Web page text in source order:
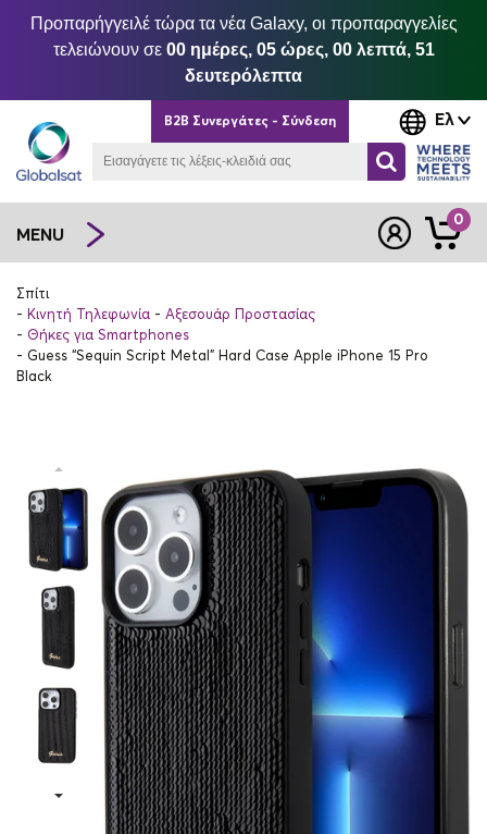
Προπαρήγγειλέ τώρα τα νέα Galaxy, οι προπαραγγελίες
τελειώνουν σε 00 ημέρες, 05 ώρες, 00 λεπτά, 51
δευτερόλεπτα
Ελ
B2B Συνεργάτες - Σύνδεση
MENU
0
Σπίτι
Κινητή Τηλεφωνία
Αξεσουάρ Προστασίας
Θήκες για Smartphones
Guess “Sequin Script Metal” Hard Case Apple iPhone 15 Pro
Black